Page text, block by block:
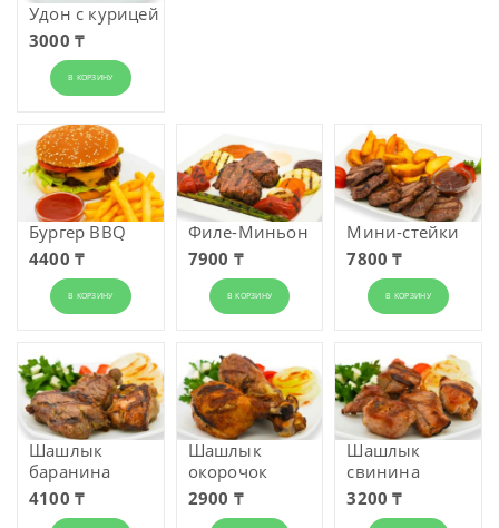
Удон с курицей
3000 ₸
В КОРЗИНУ
Бургер BBQ
4400 ₸
В КОРЗИНУ
Филе-Миньон
7900 ₸
В КОРЗИНУ
Мини-стейки
7800 ₸
В КОРЗИНУ
Шашлык
баранина
4100 ₸
Шашлык
окорочок
2900 ₸
Шашлык
свинина
3200 ₸